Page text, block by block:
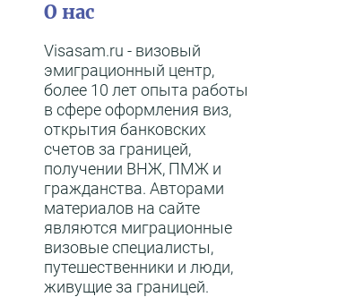
О нас
Visasam.ru - визовый
эмиграционный центр,
более 10 лет опыта работы
в сфере оформления виз,
открытия банковских
счетов за границей,
получении ВНЖ, ПМЖ и
гражданства. Авторами
материалов на сайте
являются миграционные
визовые специалисты,
путешественники и люди,
живущие за границей.